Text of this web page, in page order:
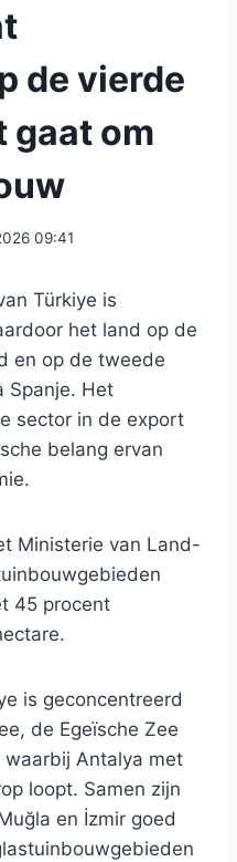
de vierde
gaat om
09:41
Türkiye is
het land op de
en op de tweede
Spanje. Het
sector in de export
belang ervan
Ministerie van Land-
45 procent
is geconcentreerd
de Egeïsche Zee
Antalya met
loopt. Samen zijn
en İzmir goed